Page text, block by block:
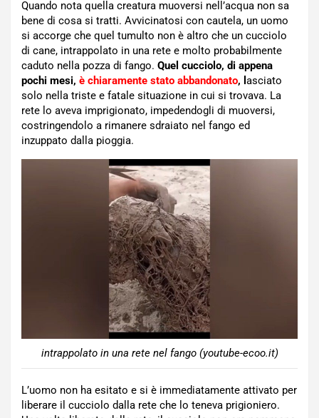
Quando nota quella creatura muoversi nell’acqua non sa
bene di cosa si tratti. Avvicinatosi con cautela, un uomo
si accorge che quel tumulto non è altro che un cucciolo
di cane, intrappolato in una rete e molto probabilmente
caduto nella pozza di fango. Quel cucciolo, di appena
pochi mesi, è chiaramente stato abbandonato, l asciato
solo nella triste e fatale situazione in cui si trovava. La
rete lo aveva imprigionato, impedendogli di muoversi,
costringendolo a rimanere sdraiato nel fango ed
inzuppato dalla pioggia.
intrappolato in una rete nel fango (youtube-ecoo.it)
L’uomo non ha esitato e si è immediatamente attivato per
liberare il cucciolo dalla rete che lo teneva prigioniero.